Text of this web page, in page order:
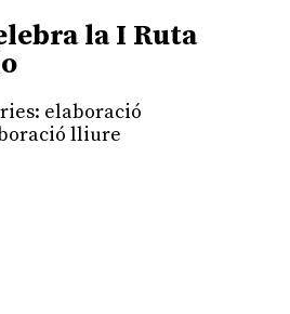
la I Ruta
elaboració
lliure